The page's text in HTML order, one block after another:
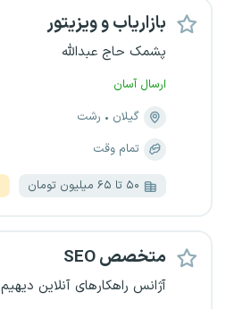
بازاریاب و ویزیتور
پشمک حاج عبدالله
ارسال آسان
گیلان
رشت
تمام وقت
۵۰ تا ۶۵ میلیون تومان
متخصص SEO
آژانس راهکارهای آنلاین دیهیم